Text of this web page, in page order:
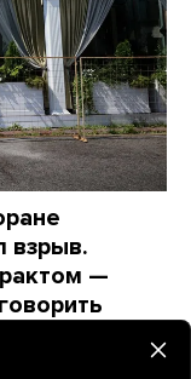
взрыв.
—
без ответов